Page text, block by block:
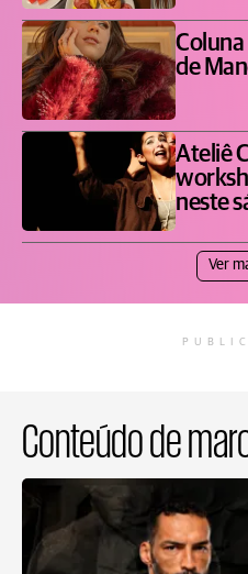
Coluna
de
Ateliê
neste
Ver
Conteúdo de